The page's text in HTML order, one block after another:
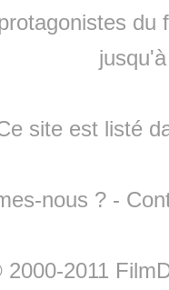
du
jusqu'à
site est listé
nous ? -
2000-2011